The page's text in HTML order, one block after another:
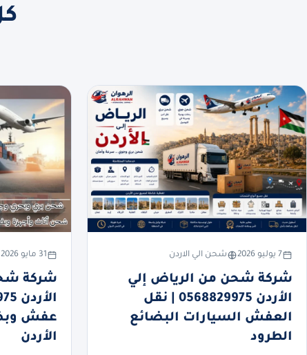
7 يوليو 2026 شحن الي الاردن
شركة شحن من الرياض إلي
الأردن 0568829975 | نقل
العفش السيارات البضائع
الطرود
31 مايو 2026
شركة
عفش
الأردن